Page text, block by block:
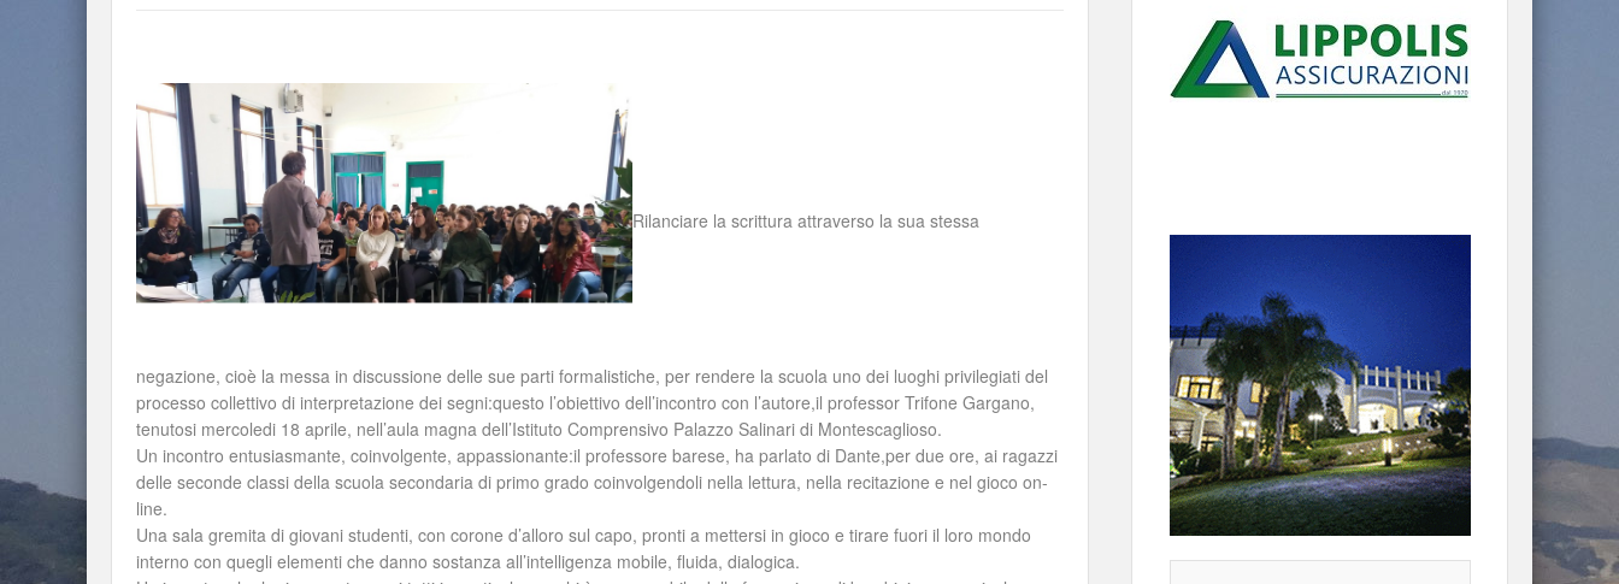
Rilanciare la scrittura attraverso la sua stessa
negazione, cioè la messa in discussione delle sue parti formalistiche, per rendere la scuola uno dei luoghi privilegiati del
processo collettivo di interpretazione dei segni:questo l’obiettivo dell’incontro con l’autore,il professor Trifone Gargano,
tenutosi mercoledi 18 aprile, nell’aula magna dell’Istituto Comprensivo Palazzo Salinari di Montescaglioso.
Un incontro entusiasmante, coinvolgente, appassionante:il professore barese, ha parlato di Dante,per due ore, ai ragazzi
delle seconde classi della scuola secondaria di primo grado coinvolgendoli nella lettura, nella recitazione e nel gioco on-
line.
Una sala gremita di giovani studenti, con corone d’alloro sul capo, pronti a mettersi in gioco e tirare fuori il loro mondo
interno con quegli elementi che danno sostanza all’intelligenza mobile, fluida, dialogica.